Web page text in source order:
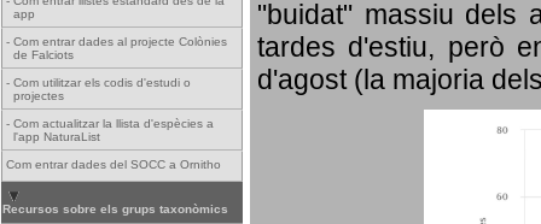
app
- Com entrar dades al projecte Colònies
de Falciots
- Com utilitzar els codis d'estudi o
projectes
- Com actualitzar la llista d'espècies a
l'app NaturaList
Com entrar dades del SOCC a Ornitho
Recursos sobre els grups taxonòmics
"buidat" massiu dels
tardes d'estiu, però
d'agost (la majoria